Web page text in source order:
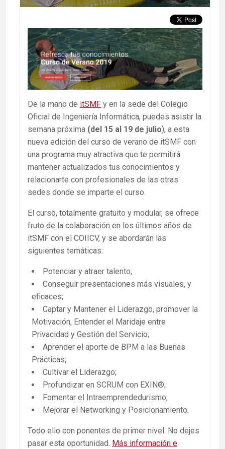
De la mano de itSMF y en la sede del Colegio
Oficial de Ingeniería Informática, puedes asistir la
semana próxima (del 15 al 19 de julio), a esta
nueva edición del curso de verano de itSMF con
una programa muy atractiva que te permitirá
mantener actualizados tus conocimientos y
relacionarte con profesionales de las otras
sedes donde se imparte el curso.
El curso, totalmente gratuito y modular, se ofrece
fruto de la colaboración en los últimos años de
itSMF con el COIICV, y se abordarán las
siguientes temáticas:
Potenciar y atraer talento;
Conseguir presentaciones más visuales, y
eficaces;
Captar y Mantener el Liderazgo, promover la
Motivación, Entender el Maridaje entre
Privacidad y Gestión del Servicio;
Aprender el aporte de BPM a las Buenas
Prácticas;
Cultivar el Liderazgo;
Profundizar en SCRUM con EXIN®;
Fomentar el Intraemprendedurismo;
Mejorar el Networking y Posicionamiento.
Todo ello con ponentes de primer nivel. No dejes
pasar esta oportunidad. Más información e